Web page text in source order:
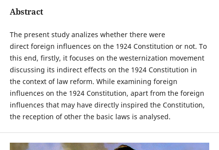
Abstract
The present study analizes whether there were
direct foreign influences on the 1924 Constitution or not. To
this end, firstly, it focuses on the westernization movement
discussing its indirect effects on the 1924 Constitution in
the context of law reform. While examining foreign
influences on the 1924 Constitution, apart from the foreign
influences that may have directly inspired the Constitution,
the reception of other the basic laws is analysed.